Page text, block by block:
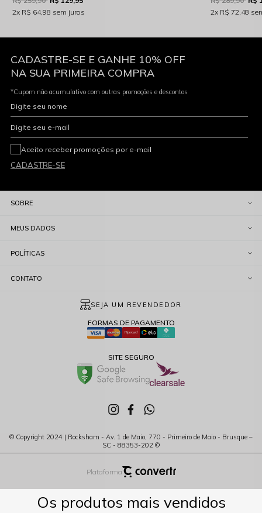
2x R$ 64,98 sem juros
2x R$ 72,48
CADASTRE-SE E GANHE 10% OFF
NA SUA PRIMEIRA COMPRA
*Cupom não acumulativo com outras promoções e descontos
Digite seu nome
Digite seu e-mail
CADASTRE-SE
Aceito receber promoções por e-mail
SOBRE
MEUS DADOS
POLÍTICAS
CONTATO
FORMAS DE PAGAMENTO
SITE SEGURO
SEJA UM REVENDEDOR
© Copyright 2024 | Rocksham - Av. 1 de Maio, 770 - Primeiro de Maio - Brusque –
SC - 88353-202 ©
Plataforma